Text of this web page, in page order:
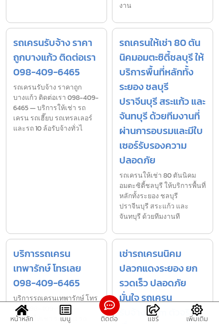
งาน
รถเครนรับจ้าง ราคา
ถูกบางแก้ว ติดต่อเรา
098-409-6465
รถเครนรับจ้าง ราคาถูก
บางแก้ว ติดต่อเรา 098-409-
6465 — บริการให้เช่า รถ
เครน รถเฮี๊ยบ รถเทรลเลอร์
และรถ 10 ล้อรับจ้างทั่วไ
รถเครนให้เช่า 80 ตัน
นิคมอมตะซิตี้ชลบุรี ให้
บริการพื้นที่หลักทั้ง
ระยอง ชลบุรี
ปราจีนบุรี สระแก้ว และ
จันทบุรี ด้วยทีมงานที่
ผ่านการอบรมและมีใบ
เซอร์รับรองความ
ปลอดภัย
รถเครนให้เช่า 80 ตันนิคม
อมตะซิตี้ชลบุรี ให้บริการพื้นที่
หลักทั้งระยอง ชลบุรี
ปราจีนบุรี สระแก้ว และ
จันทบุรี ด้วยทีมงานที
บริการรถเครน
เทพารักษ์ โทรเลย
098-409-6465
บริการรถเครนเทพารักษ์ โทร
เลย 098-409-6465 —
บริการให้เช่า รถเครน รถ
เช่ารถเครนนิคม
ปลวกแดงระยอง ยก
รวดเร็ว ปลอดภัย
มั่นใจ รถเครน
รับจ้าง.com ตัวจริง
หน้าหลัก เมนู ติดต่อ แชร์ เพิ่มเติม